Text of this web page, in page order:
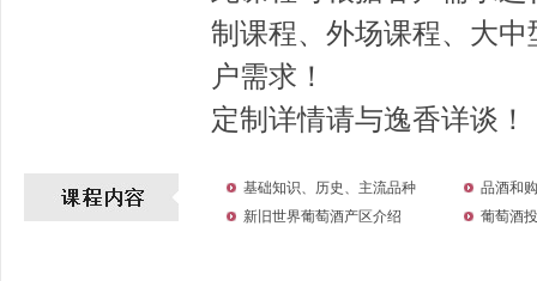
制课程、外场课程、大
户需求！
定制详情请与逸香详谈！
基础知识、历史、主流品种
品酒和
新旧世界葡萄酒产区介绍
葡萄酒